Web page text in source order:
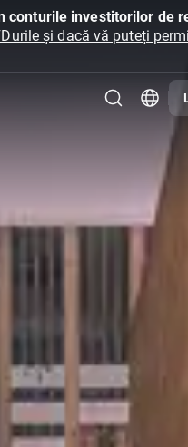
conturile investitorilor de
și dacă vă puteți